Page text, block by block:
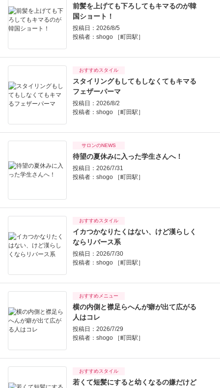
前髪を上げても下ろしてもキマるのが韓
国ショート！
投稿日：2026/8/5
投稿者： shogo ［町田駅］
おすすめスタイル
スタイリングもしてもしなくてもキマる
フェザーパーマ
投稿日：2026/8/2
投稿者： shogo ［町田駅］
サロンのNEWS
待望の夏休みに入った学生さんへ！
投稿日：2026/7/31
投稿者： shogo ［町田駅］
おすすめスタイル
イカつかなりたくはない、けど漢らしく
ならリバース系
投稿日：2026/7/30
投稿者： shogo ［町田駅］
おすすめメニュー
横の内側と襟足らへんが癖が出て広がる
人はコレ
投稿日：2026/7/29
投稿者： shogo ［町田駅］
おすすめスタイル
若くて短髪にすると幼くなるの嫌だけど